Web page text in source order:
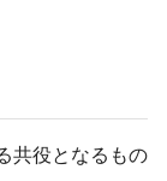
共役となるもの